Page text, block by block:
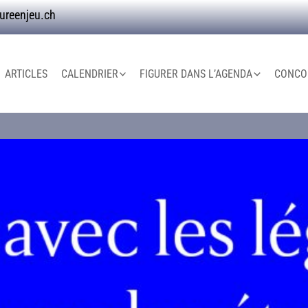
ARTICLES CALENDRIER FIGURER DANS L’AGENDA